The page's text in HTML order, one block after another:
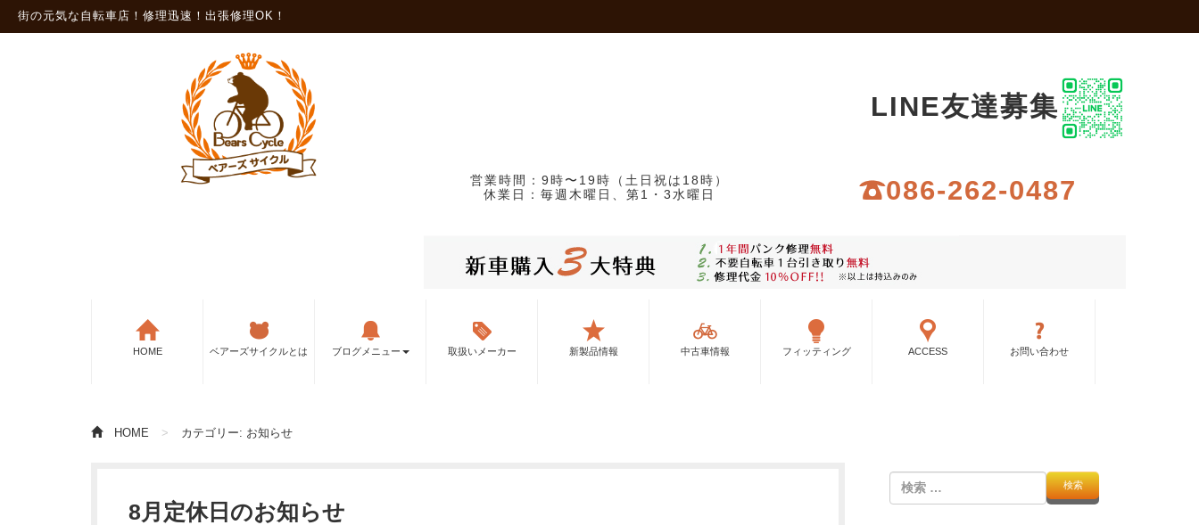
街の元気な自転車店！修理迅速！出張修理OK！
LINE友達募集
営業時間：9時〜19時（土日祝は18時）
休業日：毎週木曜日、第1・3水曜日
086-262-0487
HOME ベアーズサイクルとは ブログメニュー 取扱いメーカー 新製品情報 中古車情報 フィッティング ACCESS お問い合わせ
HOME カテゴリー: お知らせ
8月定休日のお知らせ